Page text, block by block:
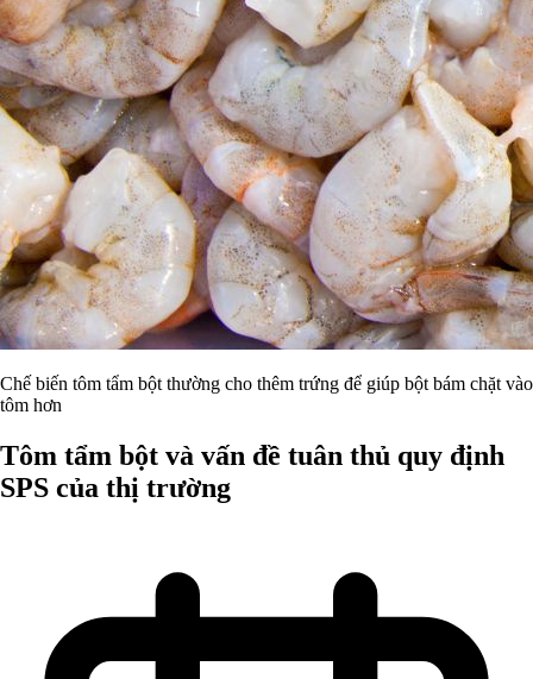
Chế biến tôm tẩm bột thường cho thêm trứng để giúp bột bám chặt vào
tôm hơn
Tôm tẩm bột và vấn đề tuân thủ quy định
SPS của thị trường